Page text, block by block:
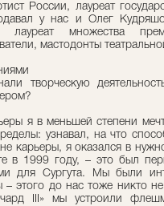
России, лауреат
у нас и Олег
лауреат множества
мастодонты
творческую
я в меньшей степени
узнавал, на что
карьеры, я оказался в
в 1999 году, – это был
для Сургута. Мы были
этого до нас тоже никто
III» мы устроили